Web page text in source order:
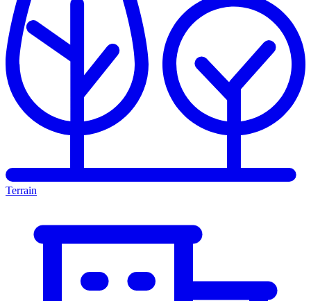
Terrain